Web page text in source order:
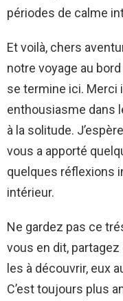
périodes de calme
Et voilà, chers
notre voyage au
se termine ici. Merci
enthousiasme dans
à la solitude.
vous a apporté
quelques réflexions
intérieur.
Ne gardez pas ce
vous en dit,
les à découvrir, eux
C’est toujours plus